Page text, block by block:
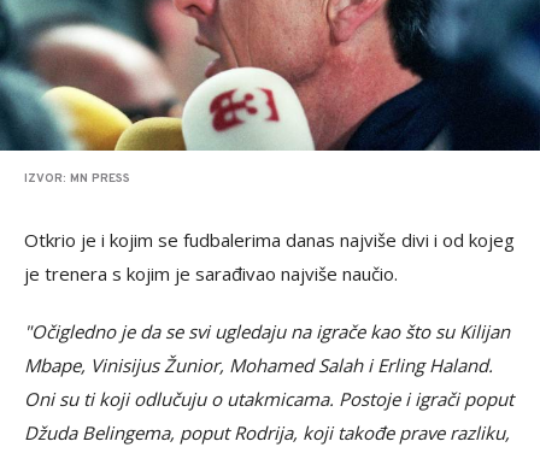
IZVOR: MN PRESS
Otkrio je i kojim se fudbalerima danas najviše divi i od kojeg
je trenera s kojim je sarađivao najviše naučio.
"Očigledno je da se svi ugledaju na igrače kao što su Kilijan
Mbape, Vinisijus Žunior, Mohamed Salah i Erling Haland.
Oni su ti koji odlučuju o utakmicama. Postoje i igrači poput
Džuda Belingema, poput Rodrija, koji takođe prave razliku,